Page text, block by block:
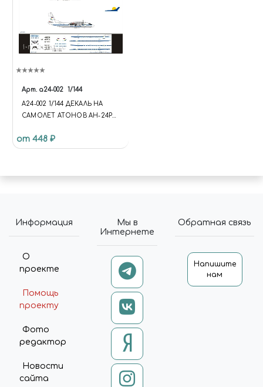
Арт. а24-002 1/144
А24-002 1/144 ДЕКАЛЬ НА
САМОЛЕТ АТОНОВ АН-24РВ
от 448 ₽
Информация
О
проекте
Помощь
проекту
Фото
редактор
Новости
сайта
Мы в
Интернете
Обратная связь
Напишите
нам